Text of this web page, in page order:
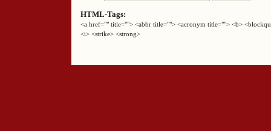
HTML-Tags:
<a href="" title=""> <abbr title=""> <acronym title=""> <b>
<i> <strike> <strong>